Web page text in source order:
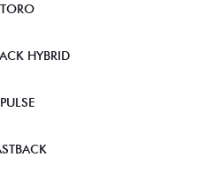
TORO
HYBRID
PULSE